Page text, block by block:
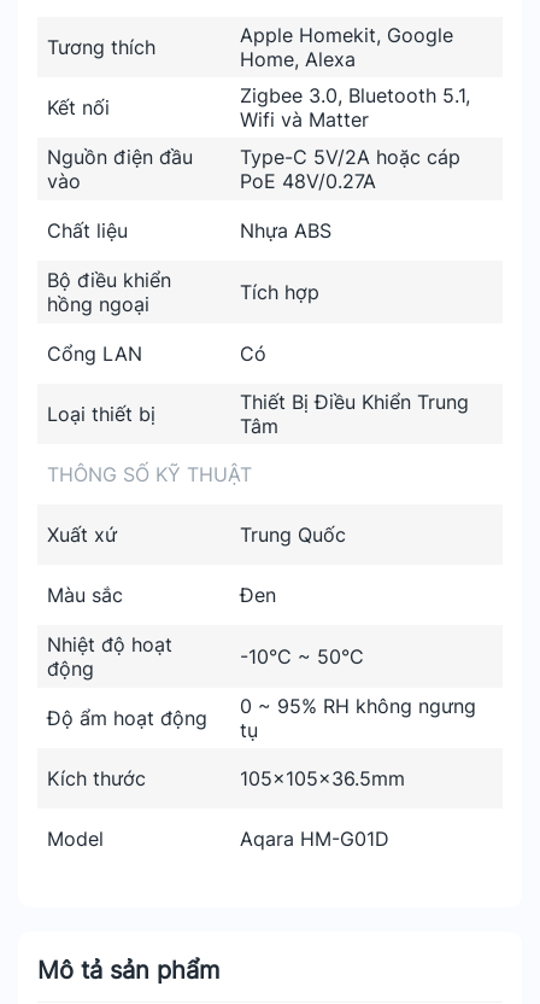
Mô tả sản phẩm
Tương thích
Apple Homekit, Google
Home, Alexa
Kết nối
Zigbee 3.0, Bluetooth 5.1,
Wifi và Matter
Nguồn điện đầu
vào
Type-C 5V/2A hoặc cáp
PoE 48V/0.27A
Chất liệu Nhựa ABS
Bộ điều khiển
hồng ngoại
Tích hợp
Cổng LAN Có
Loại thiết bị
Thiết Bị Điều Khiển Trung
Tâm
THÔNG SỐ KỸ THUẬT
Xuất xứ Trung Quốc
Màu sắc Đen
Nhiệt độ hoạt
động
-10°C ~ 50°C
Độ ẩm hoạt động
0 ~ 95% RH không ngưng
tụ
Kích thước
105×105×36.5mm
Model Aqara HM-G01D